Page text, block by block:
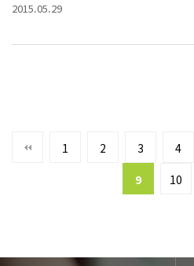
2015.05.29
1 2 3 4
9
10